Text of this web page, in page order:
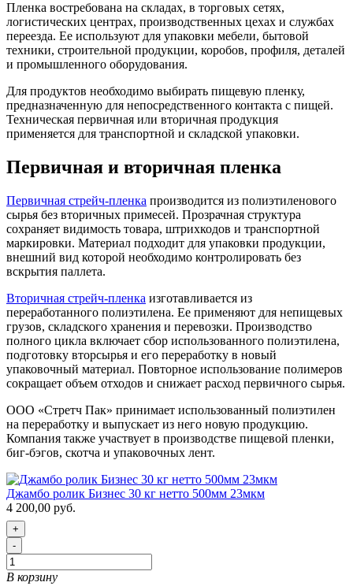
Пленка востребована на складах, в торговых сетях,
логистических центрах, производственных цехах и службах
переезда. Ее используют для упаковки мебели, бытовой
техники, строительной продукции, коробов, профиля, деталей
и промышленного оборудования.
Для продуктов необходимо выбирать пищевую пленку,
предназначенную для непосредственного контакта с пищей.
Техническая первичная или вторичная продукция
применяется для транспортной и складской упаковки.
Первичная и вторичная пленка
Первичная стрейч-пленка производится из полиэтиленового
сырья без вторичных примесей. Прозрачная структура
сохраняет видимость товара, штрихкодов и транспортной
маркировки. Материал подходит для упаковки продукции,
внешний вид которой необходимо контролировать без
вскрытия паллета.
Вторичная стрейч-пленка изготавливается из
переработанного полиэтилена. Ее применяют для непищевых
грузов, складского хранения и перевозки. Производство
полного цикла включает сбор использованного полиэтилена,
подготовку вторсырья и его переработку в новый
упаковочный материал. Повторное использование полимеров
сокращает объем отходов и снижает расход первичного сырья.
ООО «Стретч Пак» принимает использованный полиэтилен
на переработку и выпускает из него новую продукцию.
Компания также участвует в производстве пищевой пленки,
биг-бэгов, скотча и упаковочных лент.
Джамбо ролик Бизнес 30 кг нетто 500мм 23мкм
4 200,00 руб.
+
-
В корзину